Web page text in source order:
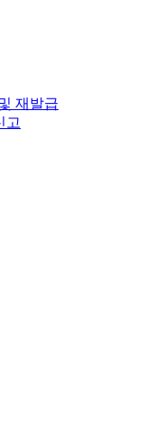
재발급
고